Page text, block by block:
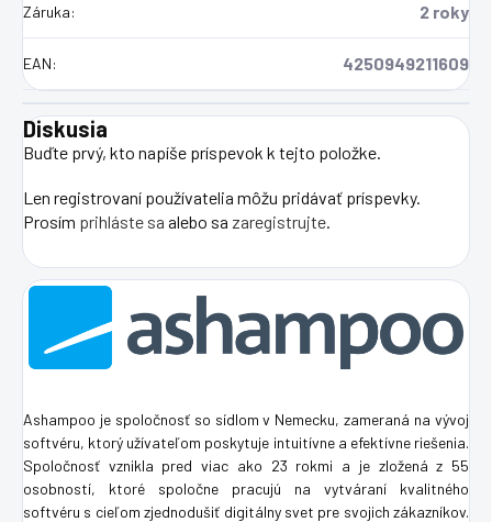
Záruka: 2 roky
EAN: 4250949211609
Diskusia
Buďte prvý, kto napíše príspevok k tejto položke.
Len registrovaní používatelia môžu pridávať príspevky.
Prosím prihláste sa alebo sa zaregistrujte.
Ashampoo je spoločnosť so sídlom v Nemecku, zameraná na vývoj
softvéru, ktorý užívateľom poskytuje intuitívne a efektívne riešenia.
Spoločnosť vznikla pred viac ako 23 rokmi a je zložená z 55
osobností, ktoré spoločne pracujú na vytváraní kvalitného
softvéru s cieľom zjednodušiť digitálny svet pre svojich zákazníkov.